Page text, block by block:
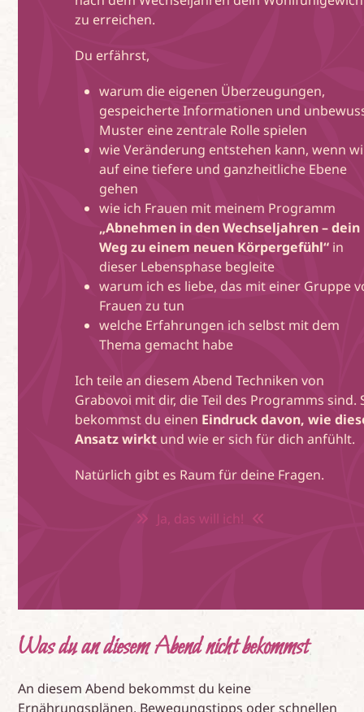
zu erreichen.
Du erfährst,
warum die eigenen Überzeugungen,
gespeicherte Informationen und
Muster eine zentrale Rolle spielen
wie Veränderung entstehen kann, wenn
auf eine tiefere und ganzheitliche Ebene
gehen
wie ich Frauen mit meinem Programm
„Abnehmen in den Wechseljahren – dein
Weg zu einem neuen Körpergefühl“ in
dieser Lebensphase begleite
warum ich es liebe, das mit einer Gruppe
Frauen zu tun
welche Erfahrungen ich selbst mit dem
Thema gemacht habe
Ich teile an diesem Abend Techniken von
Grabovoi mit dir, die Teil des Programms sind.
bekommst du einen Eindruck davon, wie
Ansatz wirkt und wie er sich für dich anfühlt.
Natürlich gibt es Raum für deine Fragen.
Ja, das will ich!
Was du an diesem Abend nicht bekommst
An diesem Abend bekommst du keine
Ernährungsplänen, Bewegungstipps oder schnellen